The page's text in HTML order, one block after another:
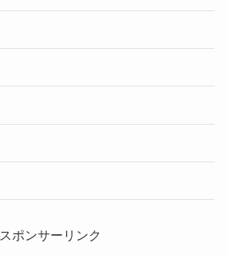
スポンサーリンク